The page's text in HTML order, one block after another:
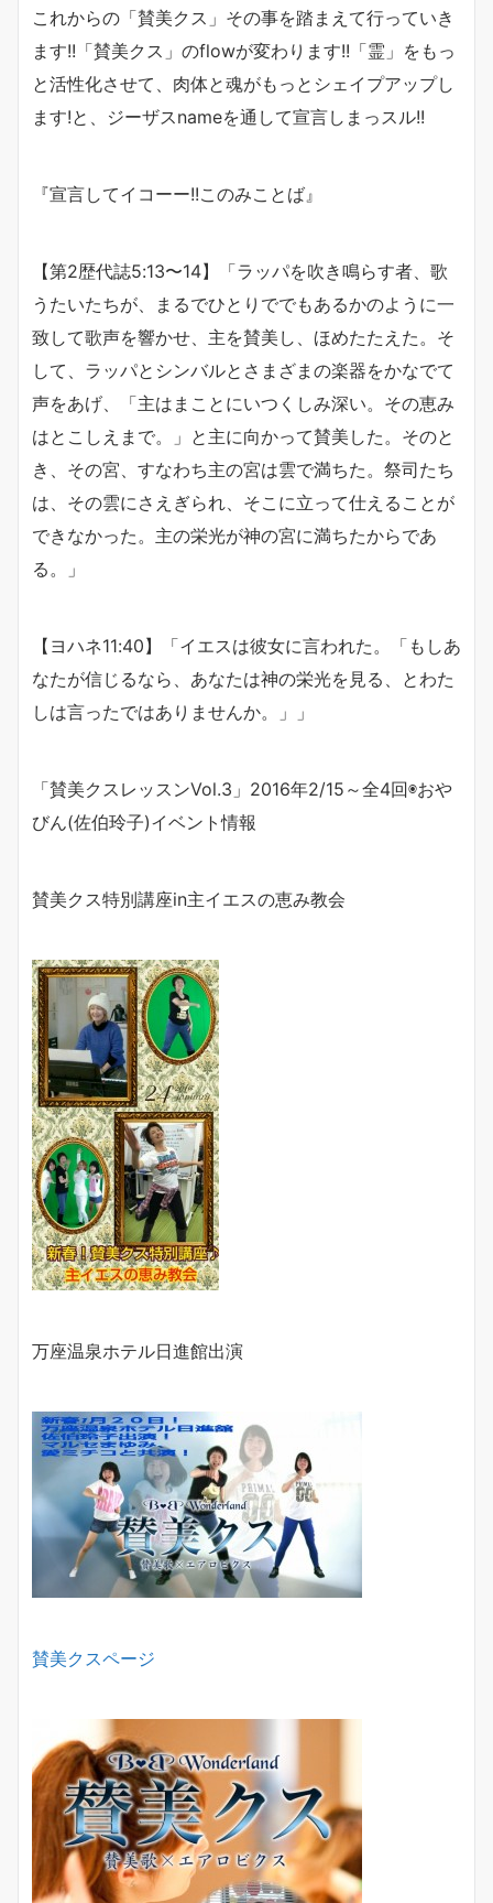
これからの「賛美クス」その事を踏まえて行っていき
ます!!「賛美クス」のflowが変わります!!「霊」をもっ
と活性化させて、肉体と魂がもっとシェイプアップし
ます!と、ジーザスnameを通して宣言しまっスル!!
『宣言してイコーー!!このみことば』
【第2歴代誌5:13〜14】「ラッパを吹き鳴らす者、歌
うたいたちが、まるでひとりででもあるかのように一
致して歌声を響かせ、主を賛美し、ほめたたえた。そ
して、ラッパとシンバルとさまざまの楽器をかなでて
声をあげ、「主はまことにいつくしみ深い。その恵み
はとこしえまで。」と主に向かって賛美した。そのと
き、その宮、すなわち主の宮は雲で満ちた。祭司たち
は、その雲にさえぎられ、そこに立って仕えることが
できなかった。主の栄光が神の宮に満ちたからであ
る。」
【ヨハネ11:40】「イエスは彼女に言われた。「もしあ
なたが信じるなら、あなたは神の栄光を見る、とわた
しは言ったではありませんか。」」
「賛美クスレッスンVol.3 」 2016年2/15 ～全4回◉おや
びん(佐伯玲子)イベント情報
賛美クス特別講座in主イエスの恵み教会
万座温泉ホテル日進館出演
賛美クスページ